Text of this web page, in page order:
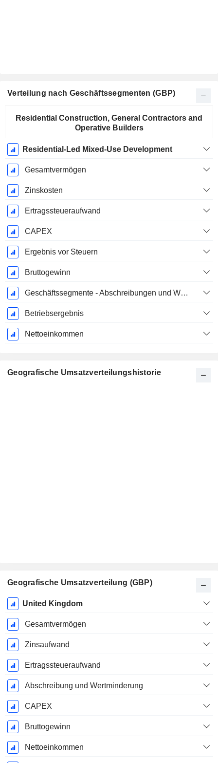
Verteilung nach Geschäftssegmenten (GBP)
Geschäftsjahres:
Residential Construction, General Contractors and
Operative Builders
Residential-Led Mixed-Use Development
Gesamtvermögen
Zinskosten
Ertragssteueraufwand
CAPEX
Ergebnis vor Steuern
Bruttogewinn
Geschäftssegmente - Abschreibungen und Wertminderungen
Betriebsergebnis
Nettoeinkommen
Geografische Umsatzverteilungshistorie
Geografische Umsatzverteilung (GBP)
Ende d.
Geschäftsjahres:
April
United Kingdom
Gesamtvermögen
Zinsaufwand
Ertragssteueraufwand
Abschreibung und Wertminderung
CAPEX
Bruttogewinn
Nettoeinkommen